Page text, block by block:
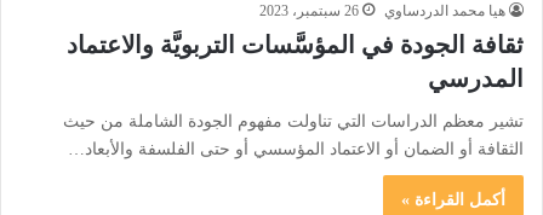
هيا محمد الدردساوي 26 سبتمبر، 2023
ثقافة الجودة في المؤسَّسات التربويَّة والاعتماد
المدرسي
تشير معظم الدراسات التي تناولت مفهوم الجودة الشاملة من حيث
الثقافة أو الضمان أو الاعتماد المؤسسي أو حتى الفلسفة والأبعاد…
أكمل القراءة »